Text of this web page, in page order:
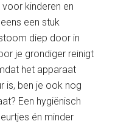
kinderen en
een stuk
diep door in
je grondiger reinigt
het apparaat
is, ben je ook nog
Een hygiënisch
én minder